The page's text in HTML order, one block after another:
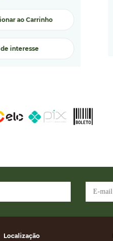
ao Carrinho
interesse
Localização